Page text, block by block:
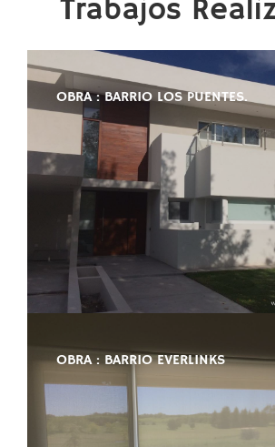
Trabajos
OBRA : BARRIO LOS PUENTES.
OBRA : BARRIO EVERLINKS